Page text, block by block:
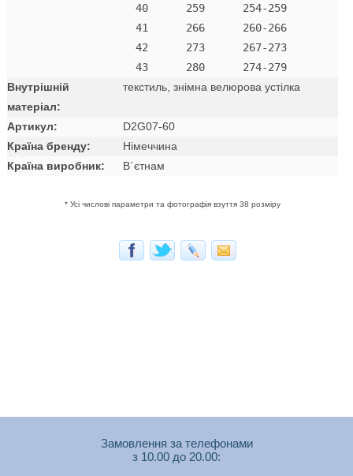
  40      259      254-259
  41      266      260-266
  42      273      267-273
Внутрішній
матеріал:
текстиль, знімна велюрова устілка
Артикул:
D2G07-60
Країна бренду:
Німеччина
Країна виробник:
В`єтнам
* Усі числові параметри та фотографія взуття 38 розміру
Замовлення за телефонами
з 10.00 до 20.00: